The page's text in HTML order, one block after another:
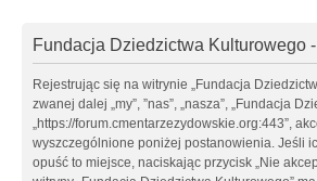
Fundacja Dziedzictwa Kulturowego
Rejestrując się na witrynie „Fundacja
zwanej dalej „my”, ”nas”, „nasza”, „Fundacja
„https://forum.cmentarzezydowskie.org:443”,
wyszczególnione poniżej postanowienia. Jeśli
opuść to miejsce, naciskając przycisk „Nie